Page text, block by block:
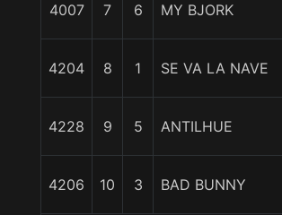
4007 7 6 MY BJORK
4204 8 1 SE VA LA NAVE
4228 9 5 ANTILHUE
4206 10 3 BAD BUNNY